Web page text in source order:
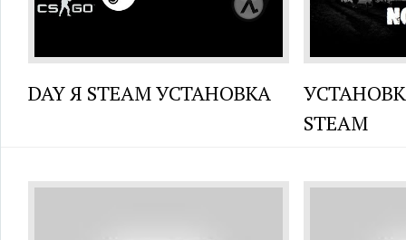
DAY Я STEAM УСТАНОВКА
STEAM